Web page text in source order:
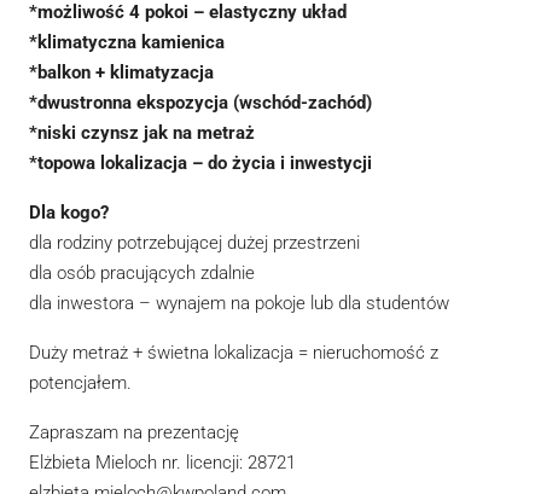
*możliwość 4 pokoi – elastyczny układ
*klimatyczna kamienica
*balkon + klimatyzacja
*dwustronna ekspozycja (wschód-zachód)
*niski czynsz jak na metraż
*topowa lokalizacja – do życia i inwestycji
Dla kogo?
dla rodziny potrzebującej dużej przestrzeni
dla osób pracujących zdalnie
dla inwestora – wynajem na pokoje lub dla studentów
Duży metraż + świetna lokalizacja = nieruchomość z
potencjałem.
Zapraszam na prezentację
Elżbieta Mieloch nr. licencji: 28721